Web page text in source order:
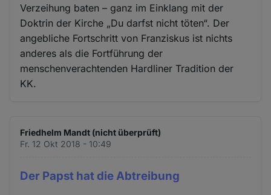
Verzeihung baten – ganz im Einklang mit der
Doktrin der Kirche „Du darfst nicht töten“. Der
angebliche Fortschritt von Franziskus ist nichts
anderes als die Fortführung der
menschenverachtenden Hardliner Tradition der
KK.
Friedhelm Mandt (nicht überprüft)
Fr. 12 Okt 2018 - 10:49
Der Papst hat die Abtreibung